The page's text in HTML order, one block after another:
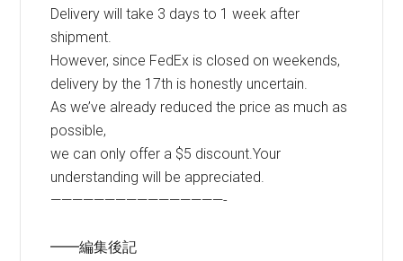
Delivery will take 3 days to 1 week after
shipment.
However, since FedEx is closed on weekends,
delivery by the 17th is honestly uncertain.
As we’ve already reduced the price as much as
possible,
we can only offer a $5 discount.Your
understanding will be appreciated.
————————————————-
━━編集後記